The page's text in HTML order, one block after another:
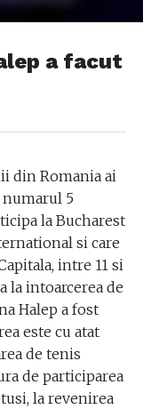
a facut
din Romania ai
numarul 5
la Bucharest
si care
intre 11 si
la intoarcerea de
Halep a fost
este cu atat
de tenis
de participarea
la revenirea